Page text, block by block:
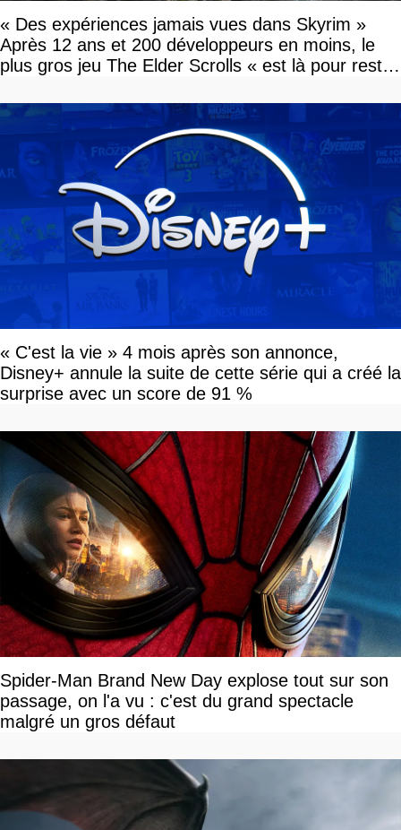
« Des expériences jamais vues dans Skyrim »
Après 12 ans et 200 développeurs en moins, le
plus gros jeu The Elder Scrolls « est là pour rester
« C'est la vie » 4 mois après son annonce,
Disney+ annule la suite de cette série qui a créé la
surprise avec un score de 91 %
Spider-Man Brand New Day explose tout sur son
passage, on l'a vu : c'est du grand spectacle
malgré un gros défaut